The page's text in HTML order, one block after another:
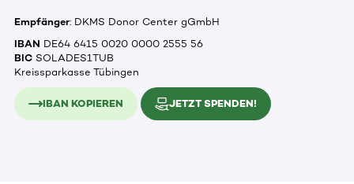
Empfänger: DKMS Donor Center gGmbH
IBAN DE64 6415 0020 0000 2555 56
BIC SOLADES1TUB
Kreissparkasse Tübingen
IBAN KOPIEREN JETZT SPENDEN!